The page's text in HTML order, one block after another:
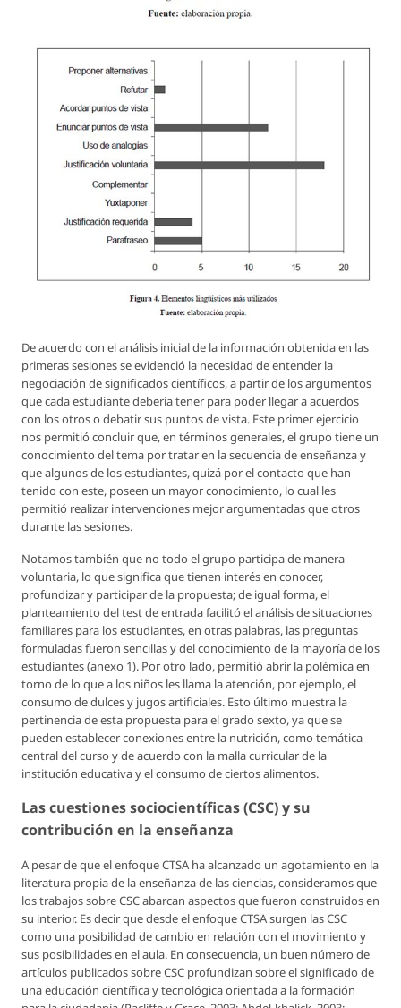
De acuerdo con el análisis inicial de la información obtenida en las
primeras sesiones se evidenció la necesidad de entender la
negociación de significados científicos, a partir de los argumentos
que cada estudiante debería tener para poder llegar a acuerdos
con los otros o debatir sus puntos de vista. Este primer ejercicio
nos permitió concluir que, en términos generales, el grupo tiene un
conocimiento del tema por tratar en la secuencia de enseñanza y
que algunos de los estudiantes, quizá por el contacto que han
tenido con este, poseen un mayor conocimiento, lo cual les
permitió realizar intervenciones mejor argumentadas que otros
durante las sesiones.
Notamos también que no todo el grupo participa de manera
voluntaria, lo que significa que tienen interés en conocer,
profundizar y participar de la propuesta; de igual forma, el
planteamiento del test de entrada facilitó el análisis de situaciones
familiares para los estudiantes, en otras palabras, las preguntas
formuladas fueron sencillas y del conocimiento de la mayoría de los
estudiantes (anexo 1). Por otro lado, permitió abrir la polémica en
torno de lo que a los niños les llama la atención, por ejemplo, el
consumo de dulces y jugos artificiales. Esto último muestra la
pertinencia de esta propuesta para el grado sexto, ya que se
pueden establecer conexiones entre la nutrición, como temática
central del curso y de acuerdo con la malla curricular de la
institución educativa y el consumo de ciertos alimentos.
Las cuestiones sociocientíficas (CSC) y su
contribución en la enseñanza
A pesar de que el enfoque CTSA ha alcanzado un agotamiento en la
literatura propia de la enseñanza de las ciencias, consideramos que
los trabajos sobre CSC abarcan aspectos que fueron construidos en
su interior. Es decir que desde el enfoque CTSA surgen las CSC
como una posibilidad de cambio en relación con el movimiento y
sus posibilidades en el aula. En consecuencia, un buen número de
artículos publicados sobre CSC profundizan sobre el significado de
una educación científica y tecnológica orientada a la formación